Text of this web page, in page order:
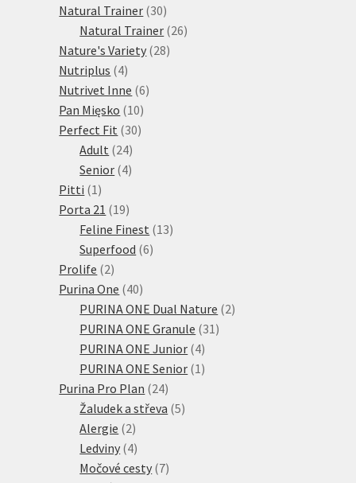
Natural Trainer 3030
produktů
Natural Trainer 2626
Nature's Variety 2828
Nutriplus 44
produkty
Nutrivet Inne 66
Pan Mięsko 1010
produktů
Perfect Fit 3030
Adult 2424
produktů
Senior 44
Pitti 1 1
produkt
Porta 21 1919
produktů
Feline Finest 1313
Superfood 66
Prolife 22
produkty
Purina One 4040
produktů
PURINA ONE Dual Nature 22
PURINA ONE Granule 31 31
PURINA ONE Junior 44
produkty
PURINA ONE Senior 1 1
Purina Pro Plan 2424
produktů
Žaludek a střeva 55
Alergie 22
produkty
Ledviny 44
produkty
Močové cesty 77